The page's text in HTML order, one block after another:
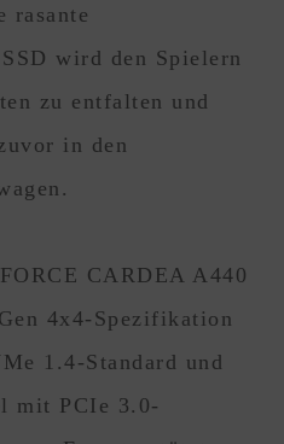
rasante
wird den Spielern
zu entfalten und
in den
CARDEA A440
4x4-Spezifikation
1.4-Standard und
mit PCIe 3.0-